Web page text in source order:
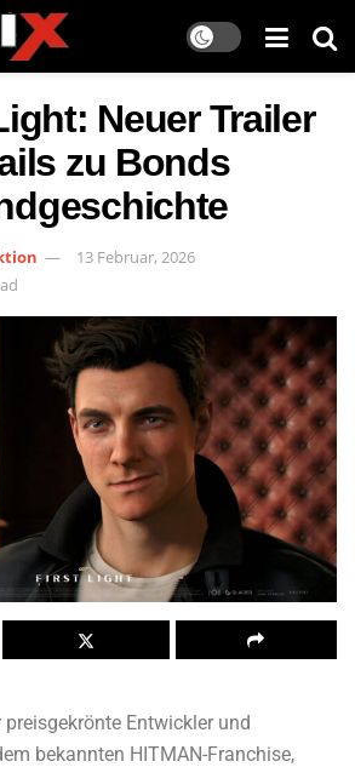
Neuer Trailer
zu Bonds
13 Februar, 2026
preisgekrönte Entwickler und
bekannten HITMAN-Franchise,